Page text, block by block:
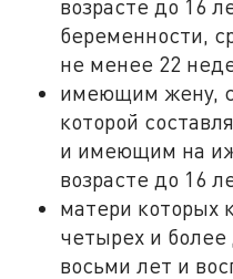
возрасте до 16
беременности,
не менее 22
имеющим жену,
которой
и имеющим на
возрасте до 16
матери которых
четырех и более
восьми лет и